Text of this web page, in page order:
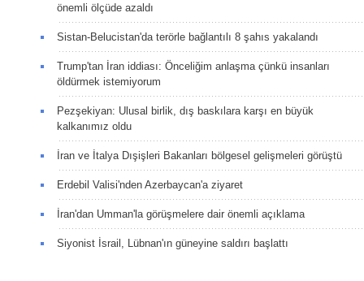
önemli ölçüde azaldı
Sistan-Belucistan'da terörle bağlantılı 8 şahıs yakalandı
Trump'tan İran iddiası: Önceliğim anlaşma çünkü insanları
öldürmek istemiyorum
Pezşekiyan: Ulusal birlik, dış baskılara karşı en büyük
kalkanımız oldu
İran ve İtalya Dışişleri Bakanları bölgesel gelişmeleri görüştü
Erdebil Valisi'nden Azerbaycan'a ziyaret
İran'dan Umman'la görüşmelere dair önemli açıklama
Siyonist İsrail, Lübnan'ın güneyine saldırı başlattı